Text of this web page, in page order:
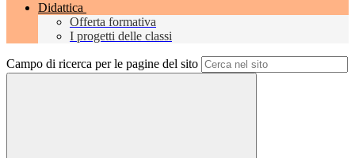
Didattica
Offerta formativa
I progetti delle classi
Campo di ricerca per le pagine del sito